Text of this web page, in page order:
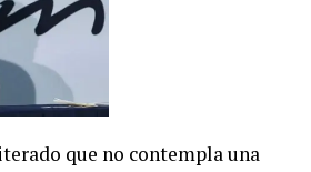
que no contempla una